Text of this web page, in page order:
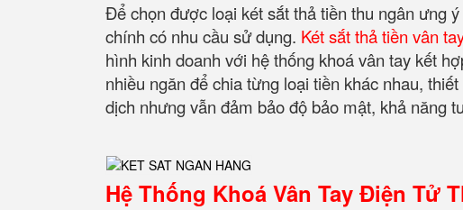
Để chọn được loại két sắt thả tiền thu ngân ưng
chính có nhu cầu sử dụng. Két sắt thả tiền vân
hình kinh doanh với hệ thống khoá vân tay kết
nhiều ngăn để chia từng loại tiền khác nhau,
dịch nhưng vẫn đảm bảo độ bảo mật, khả năng
Hệ Thống Khoá Vân Tay Điện Tử